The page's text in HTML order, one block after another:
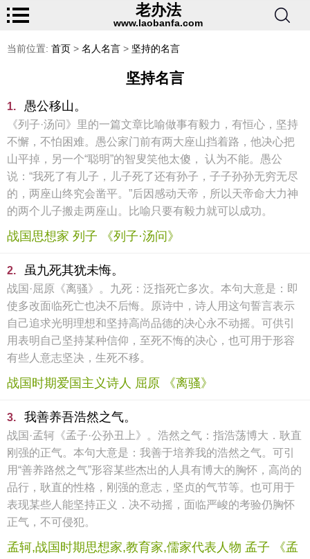
老办法
www.laobanfa.com
当前位置: 首页 > 名人名言 > 坚持的名言
坚持名言
1. 愚公移山。
《列子·汤问》里的一篇文章比喻做事有毅力，有恒心，坚持
不懈，不怕困难。愚公家门前有两大座山挡着路，他决心把
山平掉，另一个“聪明”的智叟笑他太傻， 认为不能。愚公
说：“我死了有儿子，儿子死了还有孙子，子子孙孙无穷无尽
的，两座山终究会凿平。”后因感动天帝，所以天帝命大力神
的两个儿子搬走两座山。比喻只要有毅力就可以成功。
战国思想家 列子 《列子·汤问》
2. 虽九死其犹未悔。
战国·屈原《离骚》。九死：泛指死亡多次。本句大意是：即
使多改面临死亡也决不后悔。原诗中，诗人用这句誓言表示
自己追求光明理想和坚持高尚品德的决心永不动摇。可供引
用表明自己坚持某种信仰，至死不悔的决心，也可用于形容
有些人意志坚决，生死不移。
战国时期爱国主义诗人 屈原 《离骚》
3. 我善养吾浩然之气。
战国·孟轲《孟子·公孙丑上》。浩然之气：指浩荡博大．耿直
刚强的正气。本句大意是：我善于培养我的浩然之气。可引
用“善养路然之气”形容某些杰出的人具有博大的胸怀，高尚的
品行，耿直的性格，刚强的意志，坚贞的气节等。也可用于
表现某些人能坚持正义．决不动摇，面临严峻的考验仍胸怀
正气，不可侵犯。
孟轲,战国时期思想家,教育家,儒家代表人物 孟子 《孟